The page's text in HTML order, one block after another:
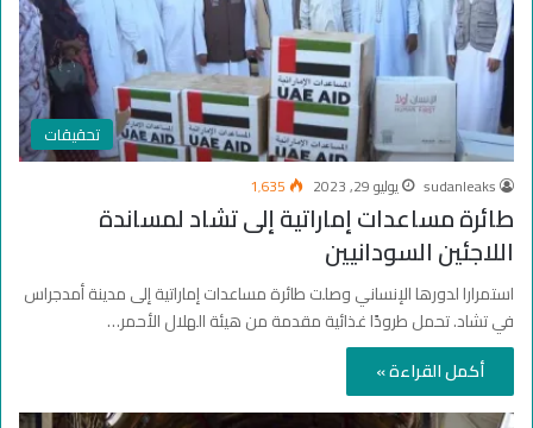
تحقيقات
sudanleaks يوليو 29, 2023 1٬635
طائرة مساعدات إماراتية إلى تشاد لمساندة
اللاجئين السودانيين
استمرارا لدورها الإنساني وصلت طائرة مساعدات إماراتية إلى مدينة أمدجراس
في تشاد. تحمل طرودًا غذائية مقدمة من هيئة الهلال الأحمر…
أكمل القراءة »